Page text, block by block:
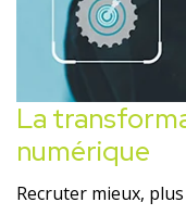
La
numérique
Recruter mieux,